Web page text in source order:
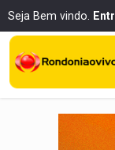
Seja Bem vindo.